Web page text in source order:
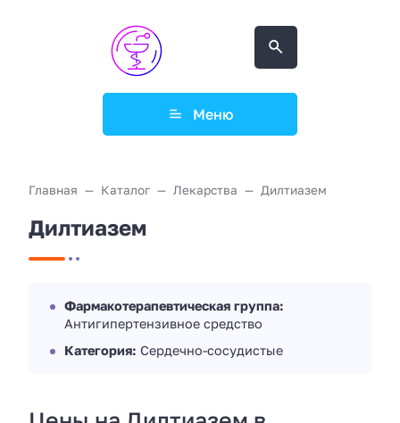
Меню
Главная Каталог Лекарства Дилтиазем
Дилтиазем
Фармакотерапевтическая группа:
Антигипертензивное средство
Категория: Сердечно-сосудистые